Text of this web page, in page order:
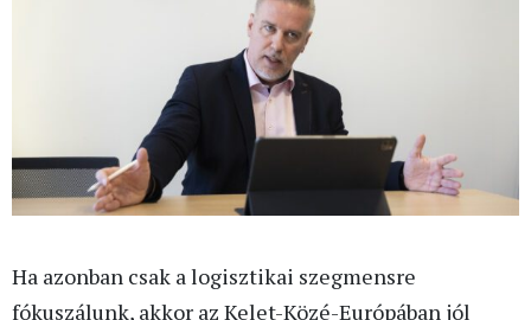
Ha azonban csak a logisztikai szegmensre
fókuszálunk, akkor az Kelet-Közé-Európában jól